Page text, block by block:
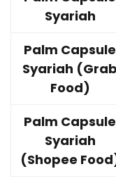
Syariah
Palm Capsule
Syariah (Grab
Food)
Palm Capsule
Syariah
(Shopee